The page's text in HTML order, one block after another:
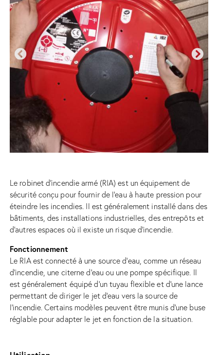
Le robinet d’incendie armé (RIA) est un équipement de
sécurité conçu pour fournir de l’eau à haute pression pour
éteindre les incendies. Il est généralement installé dans des
bâtiments, des installations industrielles, des entrepôts et
d’autres espaces où il existe un risque d’incendie.
Fonctionnement
Le RIA est connecté à une source d’eau, comme un réseau
d’incendie, une citerne d’eau ou une pompe spécifique. Il
est généralement équipé d’un tuyau flexible et d’une lance
permettant de diriger le jet d’eau vers la source de
l’incendie. Certains modèles peuvent être munis d’une buse
réglable pour adapter le jet en fonction de la situation.